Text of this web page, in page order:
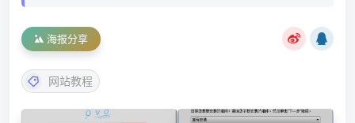
海报分享
网站教程